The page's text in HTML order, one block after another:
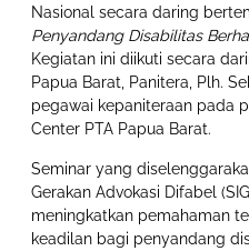
Nasional secara daring
Penyandang Disabilitas
Kegiatan ini diikuti secara
Papua Barat, Panitera, Plh.
pegawai kepaniteraan pada
Center PTA Papua Barat.
Seminar yang
Gerakan Advokasi Difabel
meningkatkan pemahaman
keadilan bagi penyandang